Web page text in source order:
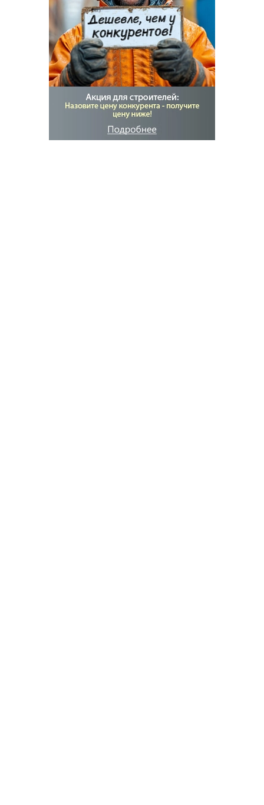
бизнес постащиков и приобретаем
удовлетворенных клиентов, так какшамотный
кирпич от компании "Мир кирпича" в Самаре
это гарантия, быстрая доставка, недорогая
цена.
Узнайте выгоду работы с профессионалами.
Пишите, поможем с выбором, подскажем по
вашему вопросу.
Бесплатная консультация!